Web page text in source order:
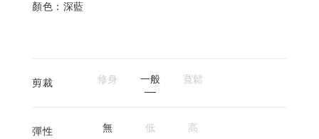
顏色：深藍
剪裁 修身 一般 寬鬆
彈性 無 低 高